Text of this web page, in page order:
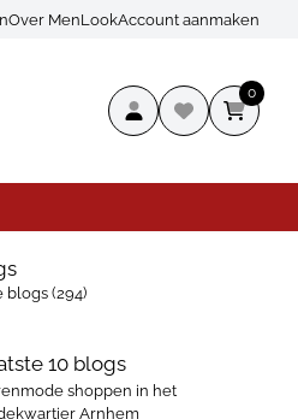
Over MenLookAccount aanmaken
0
blogs (294)
10 blogs
shoppen in het
Arnhem